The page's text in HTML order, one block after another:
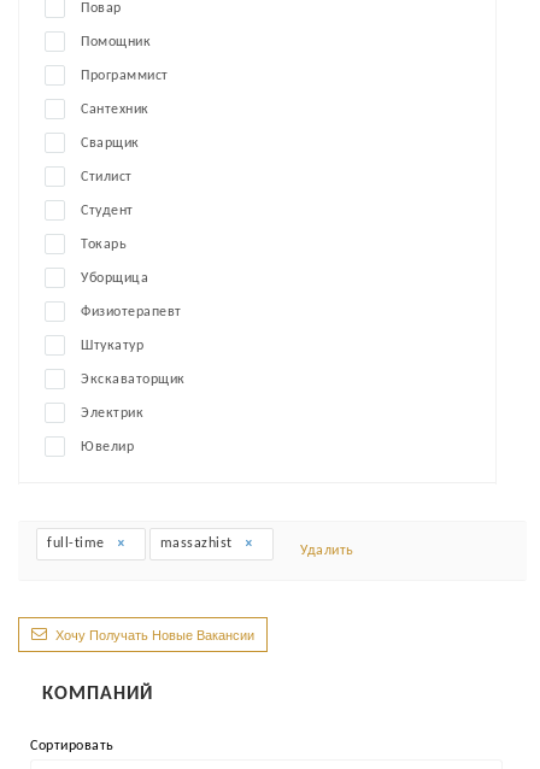
Повар
Помощник
Программист
Сантехник
Сварщик
Стилист
Студент
Токарь
Уборщица
Физиотерапевт
Штукатур
Экскаваторщик
Электрик
Ювелир
full-time massazhist Удалить
Хочу Получать Новые Вакансии
КОМПАНИЙ
Сортировать